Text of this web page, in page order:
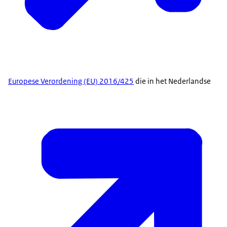
Europese Verordening (EU) 2016/425 die in het Nederlandse